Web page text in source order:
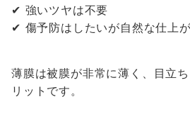
✔ 強いツヤは不要
✔ 傷予防はしたいが自然な仕上
薄膜は被膜が非常に薄く、目立
リットです。